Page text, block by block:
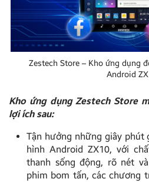
Zestech Store – Kho ứng dụng
Android
Kho ứng dụng Zestech Store
lợi ích sau:
Tận hưởng những giây
hình Android ZX10, với
thanh sống động, rõ nét
phim bom tấn, các chương